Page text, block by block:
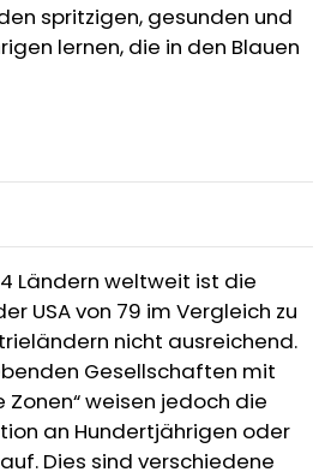
spritzigen, gesunden und
lernen, die in den Blauen
Ländern weltweit ist die
USA von 79 im Vergleich zu
nicht ausreichend.
Gesellschaften mit
Zonen“ weisen jedoch die
an Hundertjährigen oder
Dies sind verschiedene